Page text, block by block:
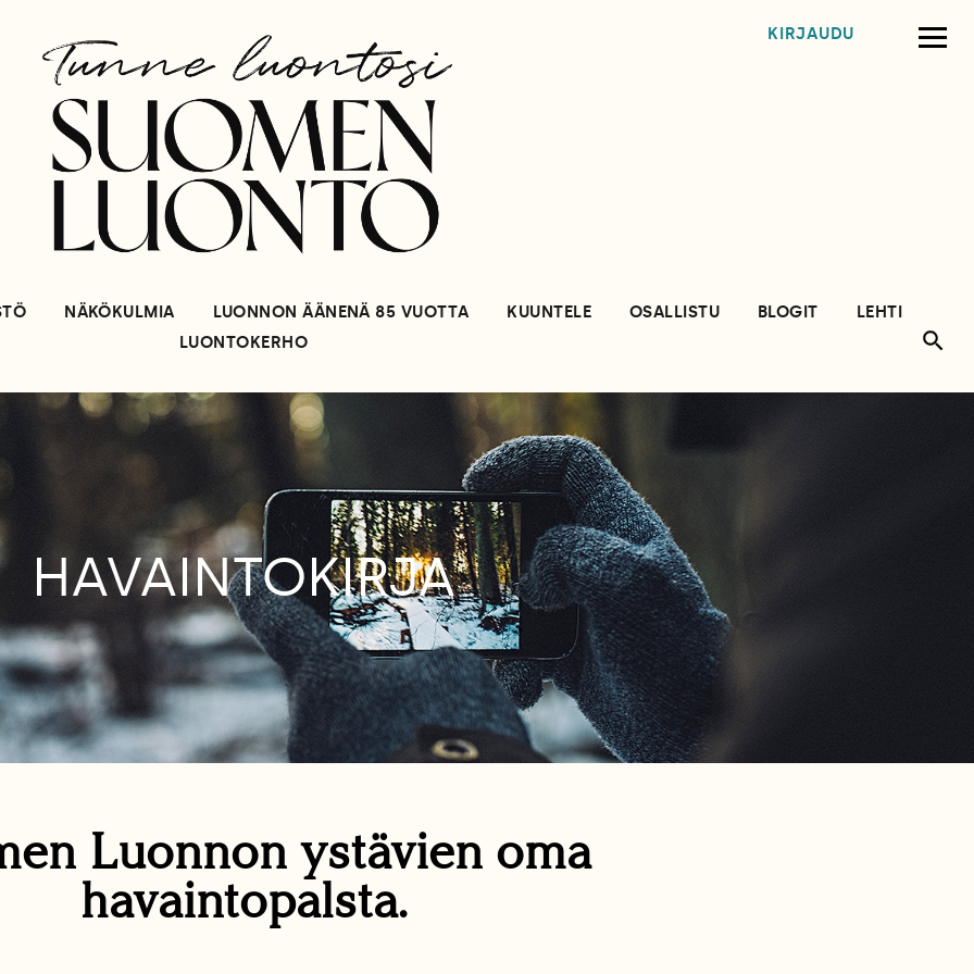
KIRJAUDU
NÄKÖKULMIA LUONNON ÄÄNENÄ 85 VUOTTA KUUNTELE OSALLISTU BLOGIT
LEHTI
LUONTOKERHO
HAVAINTOKIRJA
Luonnon ystävien oma
havaintopalsta.